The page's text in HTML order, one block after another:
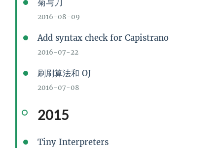
菊与刀
2016-08-09
Add syntax check for Capistrano
2016-07-22
刷刷算法和 OJ
2016-07-08
2015
Tiny Interpreters